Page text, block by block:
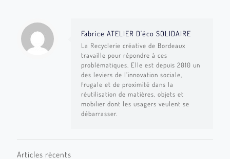
Fabrice ATELIER D'éco SOLIDAIRE
La Recyclerie créative de Bordeaux
travaille pour répondre à ces
problématiques. Elle est depuis 2010 un
des leviers de l’innovation sociale,
frugale et de proximité dans la
réutilisation de matières, objets et
mobilier dont les usagers veulent se
débarrasser.
Articles récents